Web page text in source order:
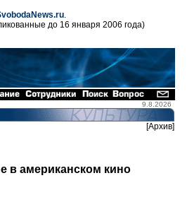
.
до 16 января 2006 года)
9.8.2026
[Архив]
в американском кино